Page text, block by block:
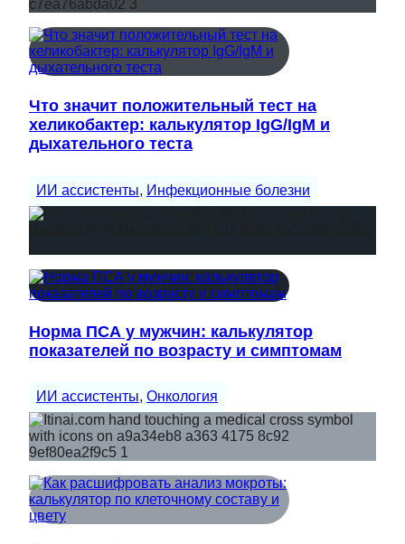
Что значит положительный тест на
хеликобактер: калькулятор IgG/IgM и
дыхательного теста
ИИ ассистенты, Инфекционные болезни
Норма ПСА у мужчин: калькулятор
показателей по возрасту и симптомам
ИИ ассистенты, Онкология